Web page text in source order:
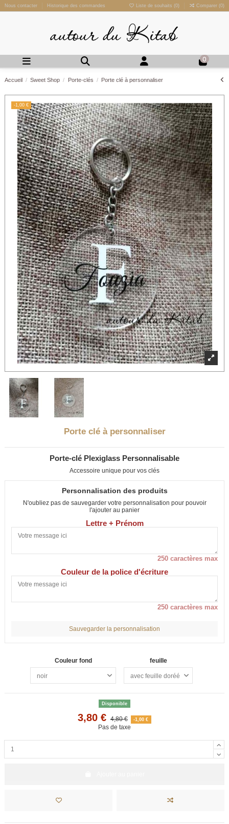
Nous contacter Historique des commandes Liste de souhaits (0) Comparer (0)
0
Accueil Sweet Shop Porte-clés Porte clé à personnaliser
-1,00 €
Porte clé à personnaliser
Porte-clé Plexiglass Personnalisable
Accessoire unique pour vos clés
Personnalisation des produits
N'oubliez pas de sauvegarder votre personnalisation pour pouvoir
l'ajouter au panier
Lettre + Prénom
250 caractères max
Couleur de la police d'écriture
250 caractères max
Sauvegarder la personnalisation
Couleur fond feuille
Disponible
3,80 € 4,80 € -1,00 €
Pas de taxe